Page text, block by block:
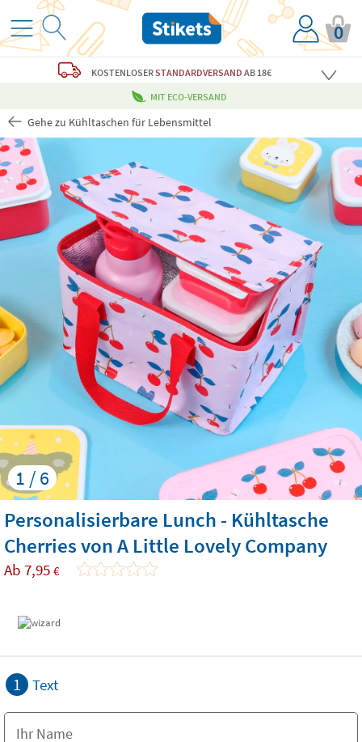
0
KOSTENLOSERSTANDARDVERSAND AB 18€
MIT ECO-VERSAND
Gehe zu Kühltaschen für Lebensmittel
1 / 6
Personalisierbare Lunch - Kühltasche
Cherries von A Little Lovely Company
Ab 7,95 €
1 Text